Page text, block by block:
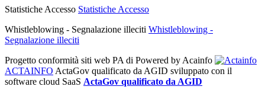
Statistiche Accesso Statistiche Accesso
Whistleblowing - Segnalazione illeciti Whistleblowing -
Segnalazione illeciti
Progetto conformità siti web PA di Powered by Acainfo
ACTAINFO ActaGov qualificato da AGID sviluppato con il
software cloud SaaS ActaGov qualificato da AGID